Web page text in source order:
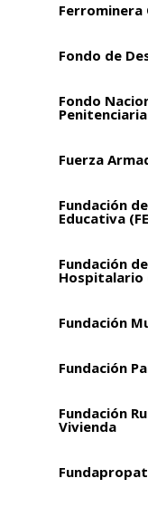
Ferrominera
Fondo de
Fondo
Fuerza
Fundación
Educativa
Fundación
Hospitalario
Fundación
Fundación
Fundación
Vivienda